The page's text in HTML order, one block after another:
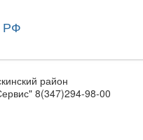
РФ
район
8(347)294-98-00